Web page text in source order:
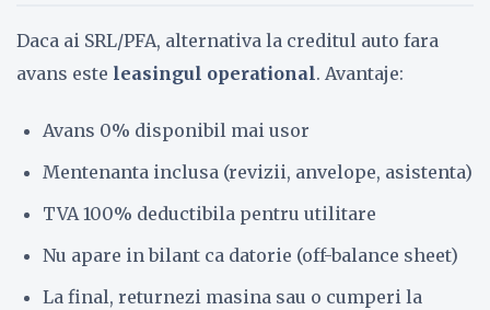
Daca ai SRL/PFA, alternativa la creditul auto fara
avans este leasingul operational. Avantaje:
Avans 0% disponibil mai usor
Mentenanta inclusa (revizii, anvelope, asistenta)
TVA 100% deductibila pentru utilitare
Nu apare in bilant ca datorie (off-balance sheet)
La final, returnezi masina sau o cumperi la